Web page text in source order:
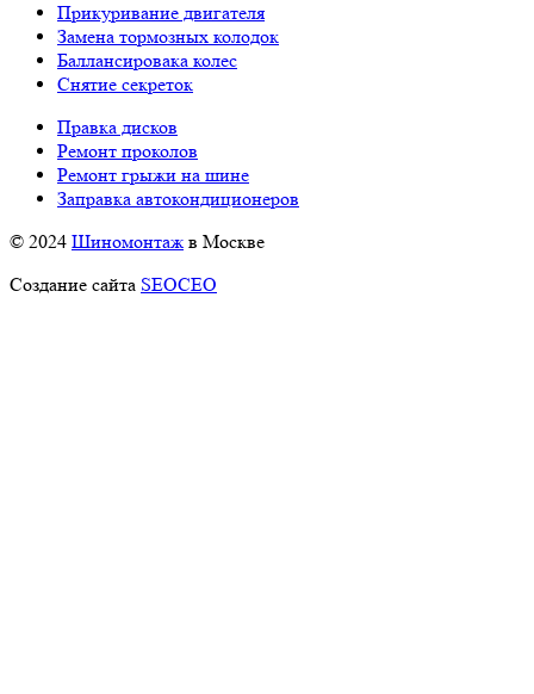
Прикуривание двигателя
Замена тормозных колодок
Баллансировака колес
Снятие секреток
Правка дисков
Ремонт проколов
Ремонт грыжи на шине
Заправка автокондиционеров
© 2024 Шиномонтаж в Москве
Создание сайта SEOCEO